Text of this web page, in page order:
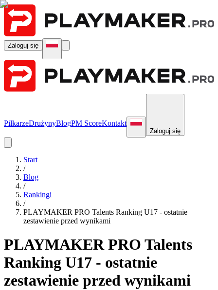
Zaloguj się
PiłkarzeDrużynyBlogPM ScoreKontakt
Zaloguj się
Start
/
Blog
/
Rankingi
/
PLAYMAKER PRO Talents Ranking U17 - ostatnie
zestawienie przed wynikami
PLAYMAKER PRO Talents
Ranking U17 - ostatnie
zestawienie przed wynikami